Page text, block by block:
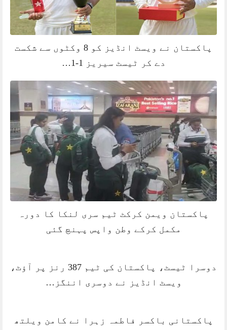
پاکستان نے ویسٹ انڈیز کو 8 وکٹوں سے شکست
دے کر ٹیسٹ سیریز 1-1…
پاکستان ویمن کرکٹ ٹیم سری لنکا کا دورہ
مکمل کرکے وطن واپس پہنچ گئی
دوسرا ٹیسٹ، پاکستان کی ٹیم 387 رنز پر آؤٹ،
ویسٹ انڈیز نے دوسری اننگز…
پاکستانی باکسر فاطمہ زہرا نے کامن ویلتھ